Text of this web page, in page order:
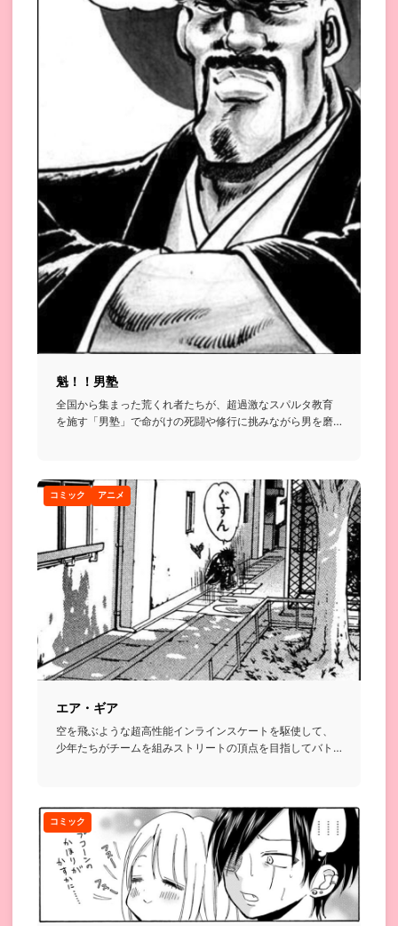
魁！！男塾
全国から集まった荒くれ者たちが、超過激なスパルタ教育
を施す「男塾」で命がけの死闘や修行に挑みながら男を磨
コミック アニメ
エア・ギア
空を飛ぶような超高性能インラインスケートを駆使して、
少年たちがチームを組みストリートの頂点を目指してバト
コミック